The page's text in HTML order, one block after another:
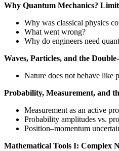
Why Quantum Mechanics?
Why was classical physics
What went wrong?
Why do engineers need
Waves, Particles, and the
Nature does not behave like
Probability, Measurement, and
Measurement as an active
Probability amplitudes vs.
Position–momentum
Mathematical Tools I: Complex